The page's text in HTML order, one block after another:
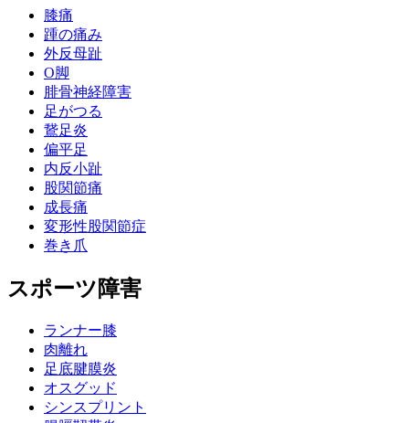
膝痛
踵の痛み
外反母趾
О脚
腓骨神経障害
足がつる
鵞足炎
偏平足
内反小趾
股関節痛
成長痛
変形性股関節症
巻き爪
スポーツ障害
ランナー膝
肉離れ
足底腱膜炎
オスグッド
シンスプリント